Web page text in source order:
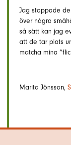
Jag stoppade
över några
så sätt kan jag
att de tar plats
matcha mina
Marita Jönsson,